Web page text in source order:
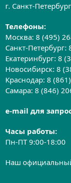
г. Санкт-
Телефоны:
Москва:8 (495)
Санкт-Петербург:
Екатеринбург:8
Новосибирск:8
Краснодар:8
Самара:8 (846)
e-mail для
Часы работы:
Пн-ПТ 9:00-18:00
Наш